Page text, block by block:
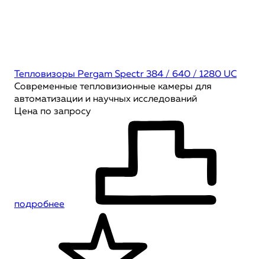
Тепловизоры Pergam Spectr 384 / 640 / 1280 UC
Современные тепловизионные камеры для
автоматизации и научных исследований
Цена по запросу
подробнее